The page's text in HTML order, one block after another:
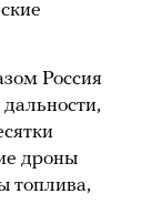
Россия
дроны
топлива,